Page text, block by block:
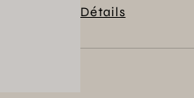
également poli
Détails